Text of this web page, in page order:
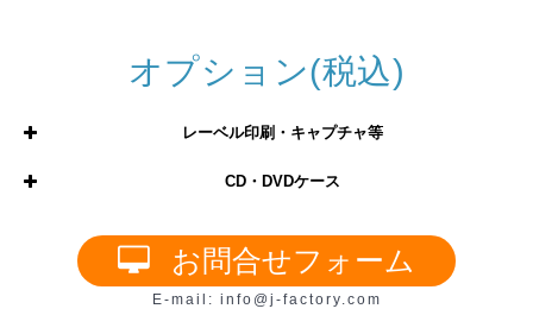
オプション(税込)
レーベル印刷・キャプチャ等
ラー)
1枚3,300円(印刷版製作・印刷代
2枚目以降165円(同じデザインの
物に限る)
CD・DVDケース
DVD・CDスリムケース(5mm)
お問合せフォーム
E-mail: info@j-factory.com